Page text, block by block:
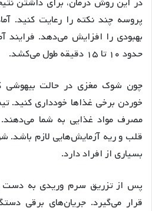
پروسه چند نکته را رعایت کنید.
بهبودی را افزایش می‌دهد. فرایند
حدود ۱۰ تا ۱۵ دقیقه طول می‌کشد.
چون شوک مغزی در حالت بیهوشی
خوردن برخی غذاها خودداری کنید.
مصرف مواد غذایی به شما
قلب و ریه آزمایش‌هایی لازم باشد.
بسیاری از افراد دارد.
پس از تزریق سرم وریدی به دست
قرار می‌گیرد. جریان‌های برقی